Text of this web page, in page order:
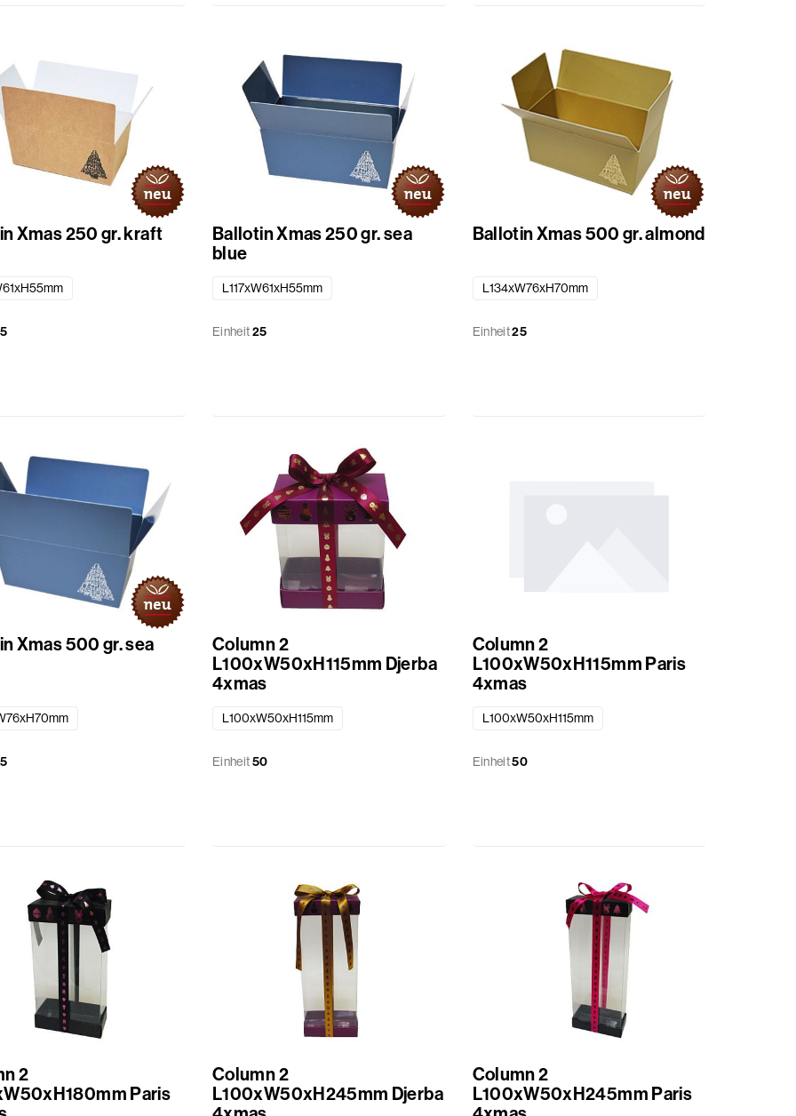
Xmas 250 gr. kraft
Ballotin Xmas 250 gr. sea
blue
L117xW61xH55mm
Einheit25
Ballotin Xmas 500 gr. almond
L134xW76xH70mm
Einheit25
Xmas 500 gr. sea
Column 2
L100xW50xH115mm Djerba
4xmas
L100xW50xH115mm
Einheit50
Column 2
L100xW50xH115mm Paris
4xmas
L100xW50xH115mm
Einheit50
2
Paris
Column 2
L100xW50xH245mm Djerba
Column 2
L100xW50xH245mm Paris